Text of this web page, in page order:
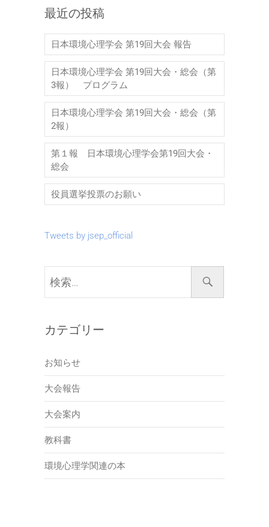
最近の投稿
日本環境心理学会 第19回大会 報告
日本環境心理学会 第19回大会・総会（第
3報） プログラム
日本環境心理学会 第19回大会・総会（第
2報）
第１報 日本環境心理学会第19回大会・
総会
役員選挙投票のお願い
Tweets by jsep_official
索…
カテゴリー
お知らせ
大会報告
大会案内
教科書
環境心理学関連の本